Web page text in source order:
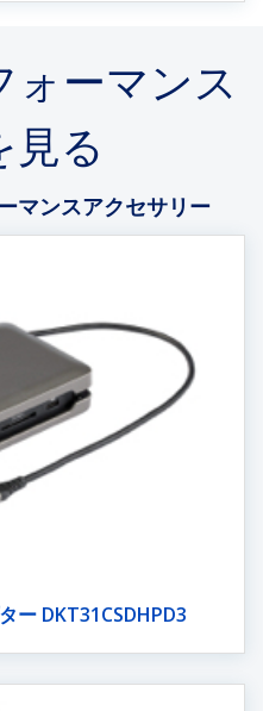
ォーマンス
見る
マンスアクセサリー
ー DKT31CSDHPD3